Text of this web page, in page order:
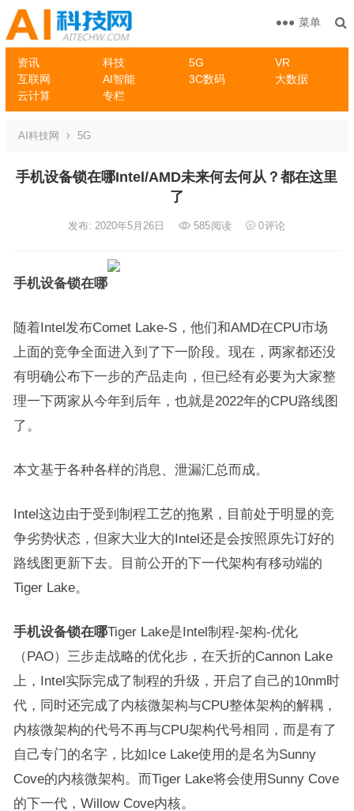
资讯 科技 5G
VR
互联网
AI智能 3C数码
大数据
云计算
专栏
菜单
AI科技网 5G
手机设备锁在哪Intel/AMD未来何去何从？都在这里
了
发布: 2020年5月26日 585阅读 0评论
手机设备锁在哪
随着Intel发布Comet Lake-S，他们和AMD在CPU市场
上面的竞争全面进入到了下一阶段。现在，两家都还没
有明确公布下一步的产品走向，但已经有必要为大家整
理一下两家从今年到后年，也就是2022年的CPU路线图
了。
本文基于各种各样的消息、泄漏汇总而成。
Intel这边由于受到制程工艺的拖累，目前处于明显的竞
争劣势状态，但家大业大的Intel还是会按照原先订好的
路线图更新下去。目前公开的下一代架构有移动端的
Tiger Lake。
手机设备锁在哪Tiger Lake是Intel制程-架构-优化
（PAO）三步走战略的优化步，在夭折的Cannon Lake
上，Intel实际完成了制程的升级，开启了自己的10nm时
代，同时还完成了内核微架构与CPU整体架构的解耦，
内核微架构的代号不再与CPU架构代号相同，而是有了
自己专门的名字，比如Ice Lake使用的是名为Sunny
Cove的内核微架构。而Tiger Lake将会使用Sunny Cove
的下一代，Willow Cove内核。